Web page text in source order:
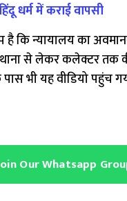
धर्म में कराई वापसी
है कि न्यायालय का
से लेकर कलेक्टर तक
भी यह वीडियो पहुंच
Our Whatsapp